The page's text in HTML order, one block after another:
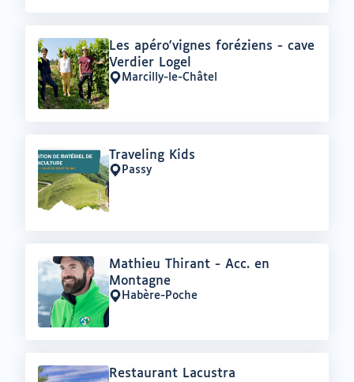
Offre
:
Les apéro'vignes foréziens - cave
Verdier Logel
Lieu
:
Marcilly-le-Châtel
Offre
:
Traveling Kids
Lieu
:
Passy
Offre
:
Mathieu Thirant - Acc. en
Montagne
LieuHabère-Poche
Offre
Restaurant Lacustra